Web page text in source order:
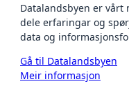
Datalandsbyen er
dele erfaringar og
data og
Gå til Datalandsbyen
Meir informasjon